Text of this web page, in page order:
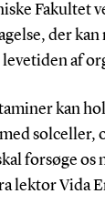
Fakultet
der
af
kan
solceller,
forsøge
lektor Vida